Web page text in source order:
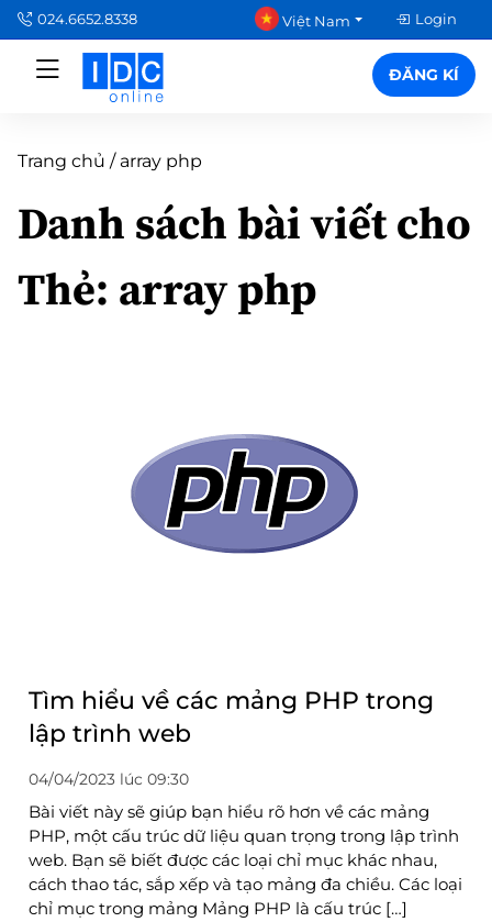
024.6652.8338 Việt Nam Login
ĐĂNG KÍ
Trang chủ / array php
Danh sách bài viết cho
Thẻ: array php
Tìm hiểu về các mảng PHP trong
lập trình web
04/04/2023 lúc 09:30
Bài viết này sẽ giúp bạn hiểu rõ hơn về các mảng
PHP, một cấu trúc dữ liệu quan trọng trong lập trình
web. Bạn sẽ biết được các loại chỉ mục khác nhau,
cách thao tác, sắp xếp và tạo mảng đa chiều. Các loại
chỉ mục trong mảng Mảng PHP là cấu trúc […]